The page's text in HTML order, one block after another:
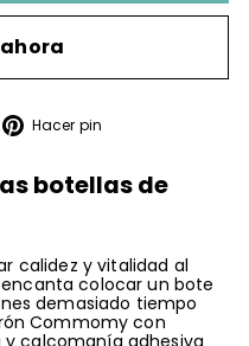
Hacer pin
botellas de
calidez y vitalidad al
colocar un bote
demasiado tiempo
Commomy con
calcomanía adhesiva